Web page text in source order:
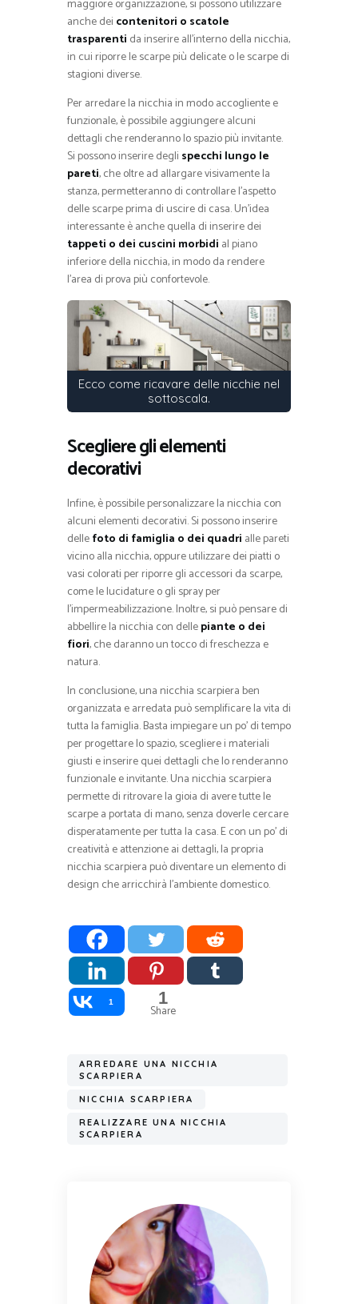
maggiore organizzazione, si possono utilizzare
anche dei contenitori o scatole
trasparenti da inserire all’interno della nicchia,
in cui riporre le scarpe più delicate o le scarpe di
stagioni diverse.
Per arredare la nicchia in modo accogliente e
funzionale, è possibile aggiungere alcuni
dettagli che renderanno lo spazio più invitante.
Si possono inserire degli specchi lungo le
pareti, che oltre ad allargare visivamente la
stanza, permetteranno di controllare l’aspetto
delle scarpe prima di uscire di casa. Un’idea
interessante è anche quella di inserire dei
tappeti o dei cuscini morbidi al piano
inferiore della nicchia, in modo da rendere
l’area di prova più confortevole.
Ecco come ricavare delle nicchie nel
sottoscala.
Scegliere gli elementi
decorativi
Infine, è possibile personalizzare la nicchia con
alcuni elementi decorativi. Si possono inserire
dellefoto di famiglia o dei quadri alle pareti
vicino alla nicchia, oppure utilizzare dei piatti o
vasi colorati per riporre gli accessori da scarpe,
come le lucidature o gli spray per
l’impermeabilizzazione. Inoltre, si può pensare di
abbellire la nicchia con dellepiante o dei
fiori, che daranno un tocco di freschezza e
natura.
In conclusione, una nicchia scarpiera ben
organizzata e arredata può semplificare la vita di
tutta la famiglia. Basta impiegare un po’ di tempo
per progettare lo spazio, scegliere i materiali
giusti e inserire quei dettagli che lo renderanno
funzionale e invitante. Una nicchia scarpiera
permette di ritrovare la gioia di avere tutte le
scarpe a portata di mano, senza doverle cercare
disperatamente per tutta la casa. E con un po’ di
creatività e attenzione ai dettagli, la propria
nicchia scarpiera può diventare un elemento di
design che arricchirà l’ambiente domestico.
1 1
Share
ARREDARE UNA NICCHIA
SCARPIERA
NICCHIA SCARPIERA
REALIZZARE UNA NICCHIA
SCARPIERA